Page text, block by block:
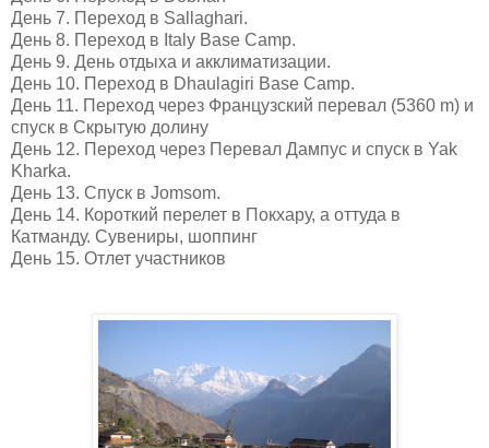
День 7. Переход в Sallaghari.
День 8. Переход в Italy Base Camp.
День 9. День отдыха и акклиматизации.
День 10. Переход в Dhaulagiri Base Camp.
День 11. Переход через Французский перевал (5360 m) и
спуск в Скрытую долину
День 12. Переход через Перевал Дампус и спуск в Yak
Kharka.
День 13. Спуск в Jomsom.
День 14. Короткий перелет в Покхару, а оттуда в
Катманду. Сувениры, шоппинг
День 15. Отлет участников